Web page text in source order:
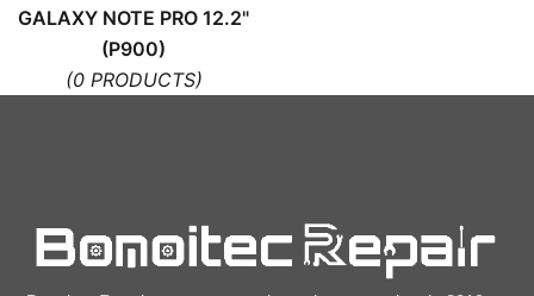
GALAXY NOTE PRO 12.2"
(P900)
(0 PRODUCTS)